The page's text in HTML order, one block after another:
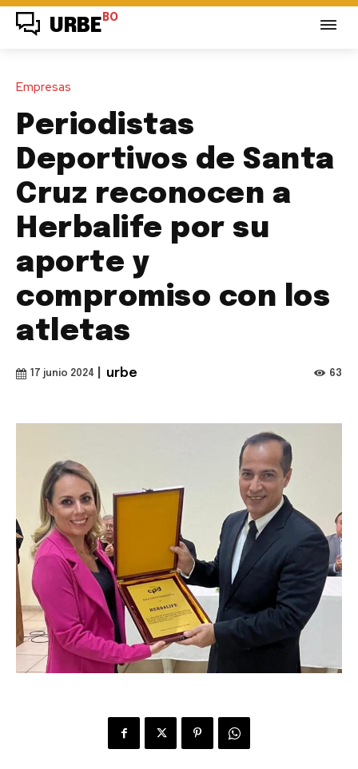
URBE BO
Empresas
Periodistas
Deportivos de Santa
Cruz reconocen a
Herbalife por su
aporte y
compromiso con los
atletas
17 junio 2024 urbe 63